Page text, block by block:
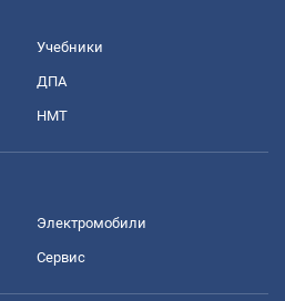
Учебники
ДПА
НМТ
Электромобили
Сервис